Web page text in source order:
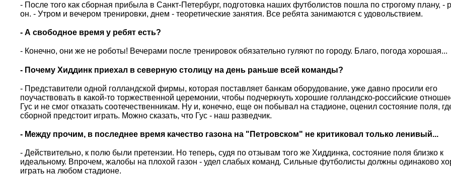
- После того как сборная прибыла в Санкт-Петербург, подготовка наших футболистов пошла по строгому плану, -
он. - Утром и вечером тренировки, днем - теоретические занятия. Все ребята занимаются с удовольствием.
- А свободное время у ребят есть?
- Конечно, они же не роботы! Вечерами после тренировок обязательно гуляют по городу. Благо, погода хорошая...
- Почему Хиддинк приехал в северную столицу на день раньше всей команды?
- Представители одной голландской фирмы, которая поставляет банкам оборудование, уже давно просили его
поучаствовать в какой-то торжественной церемонии, чтобы подчеркнуть хорошие голландско-российские
Гус и не смог отказать соотечественникам. Ну и, конечно, еще он побывал на стадионе, оценил состояние поля,
сборной предстоит играть. Можно сказать, что Гус - наш разведчик.
- Между прочим, в последнее время качество газона на "Петровском" не критиковал только ленивый...
- Действительно, к полю были претензии. Но теперь, судя по отзывам того же Хиддинка, состояние поля близко к
идеальному. Впрочем, жалобы на плохой газон - удел слабых команд. Сильные футболисты должны одинаково
играть на любом стадионе.